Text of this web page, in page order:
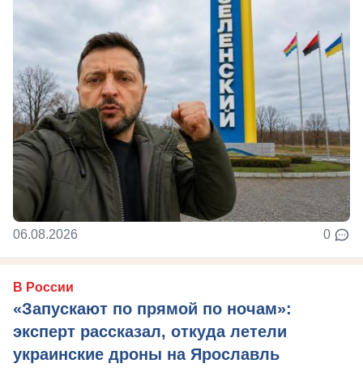
06.08.2026 0
В России
«Запускают по прямой по ночам»:
эксперт рассказал, откуда летели
украинские дроны на Ярославль